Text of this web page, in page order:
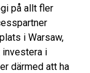
på allt fler
i Warsaw,
investera i
därmed att ha